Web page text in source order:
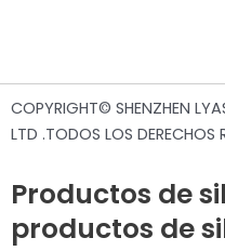
COPYRIGHT© SHENZHEN
LTD .TODOS LOS DERECHOS
Productos de
productos de